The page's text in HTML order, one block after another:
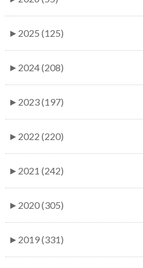
► 2025 (125)
► 2024 (208)
► 2023 (197)
► 2022 (220)
► 2021 (242)
► 2020 (305)
► 2019 (331)